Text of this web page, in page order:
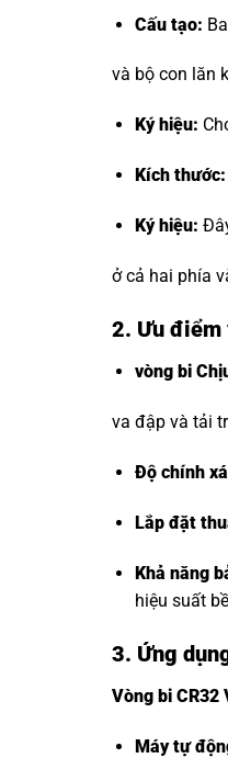
Cấu tạo:
và bộ con lăn
Ký hiệu:
Kích thước:
Ký hiệu:
ở cả hai phía
2. Ưu điểm
vòng bi
va đập và tải
Độ chính
Lắp đặt
Khả năng
hiệu suất
3. Ứng
Vòng bi CR32
Máy tự